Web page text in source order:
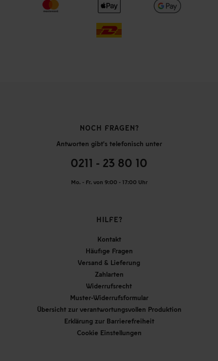
NOCH FRAGEN?
Antworten gibt's telefonisch unter
0211 - 23 80 10
Mo. - Fr. von 9:00 - 17:00 Uhr
HILFE?
Kontakt
Häufige Fragen
Versand & Lieferung
Zahlarten
Widerrufsrecht
Muster-Widerrufsformular
Übersicht zur verantwortungsvollen Produktion
Erklärung zur Barrierefreiheit
Cookie Einstellungen